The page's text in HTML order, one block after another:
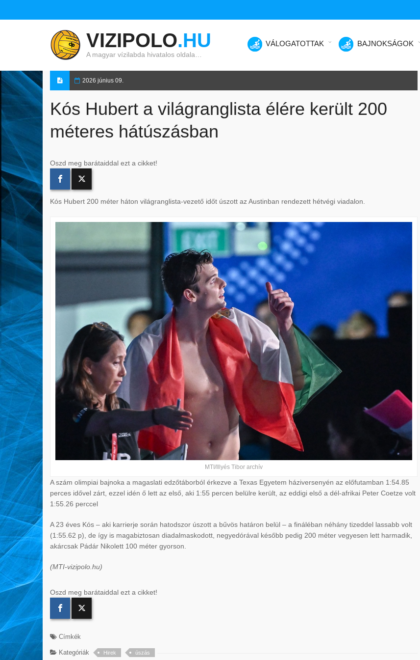
VIZIPOLO.HU
A magyar vízilabda hivatalos oldala…
VÁLOGATOTTAK BAJNOKSÁGOK
2026 június 09.
Kós Hubert a világranglista élére került 200
méteres hátúszásban
Oszd meg barátaiddal ezt a cikket!
Kós Hubert 200 méter háton világranglista-vezető időt úszott az Austinban rendezett hétvégi viadalon.
MTI/Illyés Tibor archív
A szám olimpiai bajnoka a magaslati edzőtáborból érkezve a Texas Egyetem háziversenyén az előfutamban 1:54.85
perces idővel zárt, ezzel idén ő lett az első, aki 1:55 percen belülre került, az eddigi első a dél-afrikai Peter Coetze volt
1:55.26 perccel
A 23 éves Kós – aki karrierje során hatodszor úszott a bűvös határon belül – a fináléban néhány tizeddel lassabb volt
(1:55.62 p), de így is magabiztosan diadalmaskodott, negyedórával később pedig 200 méter vegyesen lett harmadik,
akárcsak Pádár Nikolett 100 méter gyorson.
(MTI-vizipolo.hu)
Oszd meg barátaiddal ezt a cikket!
Címkék
Kategóriák Hirek úszás